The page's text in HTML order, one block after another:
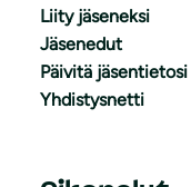
Liity jäseneksi
Jäsenedut
Päivitä jäsentietosi
Yhdistysnetti